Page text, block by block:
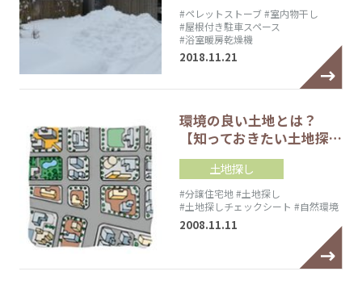
#ペレットストーブ#室内物干し
#屋根付き駐車スペース
#浴室暖房乾燥機
2018.11.21
環境の良い土地とは？
【知っておきたい土地探…
土地探し
#分譲住宅地#土地探し
#土地探しチェックシート #自然環境
2008.11.11